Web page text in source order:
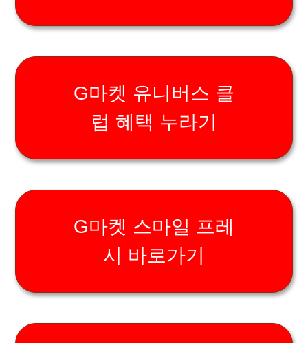
G마켓 유니버스 클
럽 혜택 누라기
G마켓 스마일 프레
시 바로가기